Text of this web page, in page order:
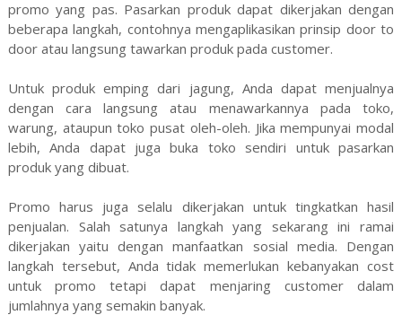
promo yang pas. Pasarkan produk dapat dikerjakan dengan
beberapa langkah, contohnya mengaplikasikan prinsip door to
door atau langsung tawarkan produk pada customer.
Untuk produk emping dari jagung, Anda dapat menjualnya
dengan cara langsung atau menawarkannya pada toko,
warung, ataupun toko pusat oleh-oleh. Jika mempunyai modal
lebih, Anda dapat juga buka toko sendiri untuk pasarkan
produk yang dibuat.
Promo harus juga selalu dikerjakan untuk tingkatkan hasil
penjualan. Salah satunya langkah yang sekarang ini ramai
dikerjakan yaitu dengan manfaatkan sosial media. Dengan
langkah tersebut, Anda tidak memerlukan kebanyakan cost
untuk promo tetapi dapat menjaring customer dalam
jumlahnya yang semakin banyak.